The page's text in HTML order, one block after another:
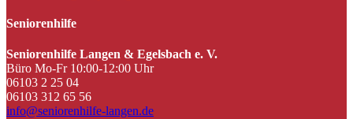
Seniorenhilfe
Seniorenhilfe Langen & Egelsbach e. V.
Büro Mo-Fr 10:00-12:00 Uhr
06103 2 25 04
06103 312 65 56
info@seniorenhilfe-langen.de